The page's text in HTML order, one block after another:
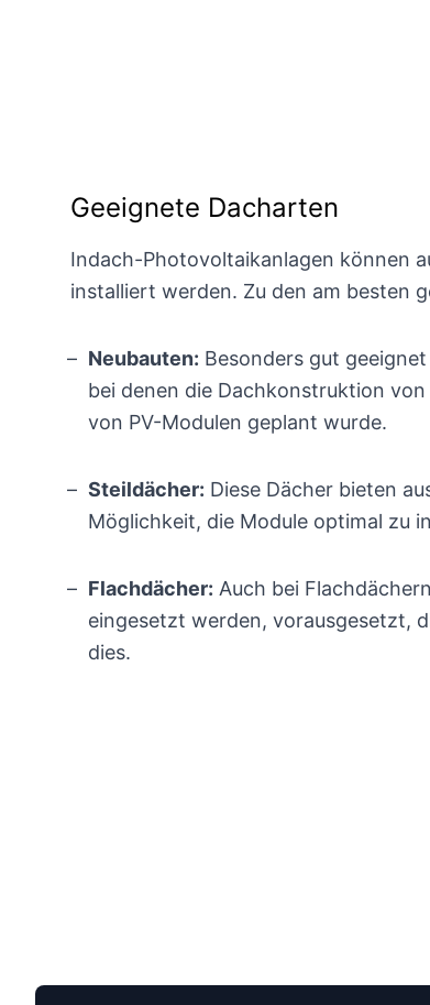
Geeignete Dacharten
Indach-Photovoltaikanlagen können
installiert werden. Zu den am besten
Neubauten: Besonders gut
bei denen die Dachkonstruktion
von PV-Modulen geplant wurde.
Steildächer: Diese Dächer bieten
Möglichkeit, die Module optimal zu
Flachdächer: Auch bei
eingesetzt werden, vorausgesetzt,
dies.